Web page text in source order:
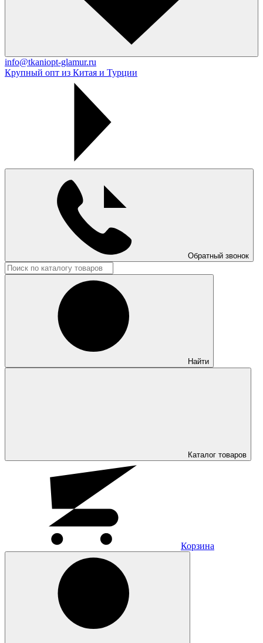
info@tkaniopt-glamur.ru
Крупный опт из Китая и Турции
Обратный звонок
Найти
Каталог товаров
Корзина